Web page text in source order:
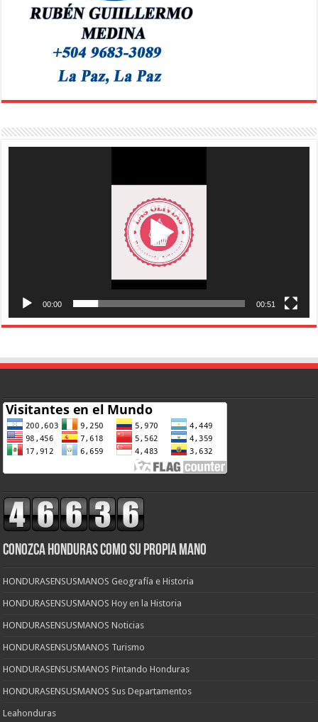
00:00 00:51
CONOZCA HONDURAS COMO SU PROPIA MANO
HONDURASENSUSMANOS Geografía e Historia
HONDURASENSUSMANOS Hoy en la Historia
HONDURASENSUSMANOS Noticias
HONDURASENSUSMANOS Turismo
HONDURASENSUSMANOS Pintando Honduras
HONDURASENSUSMANOS Sus Departamentos
Leahonduras